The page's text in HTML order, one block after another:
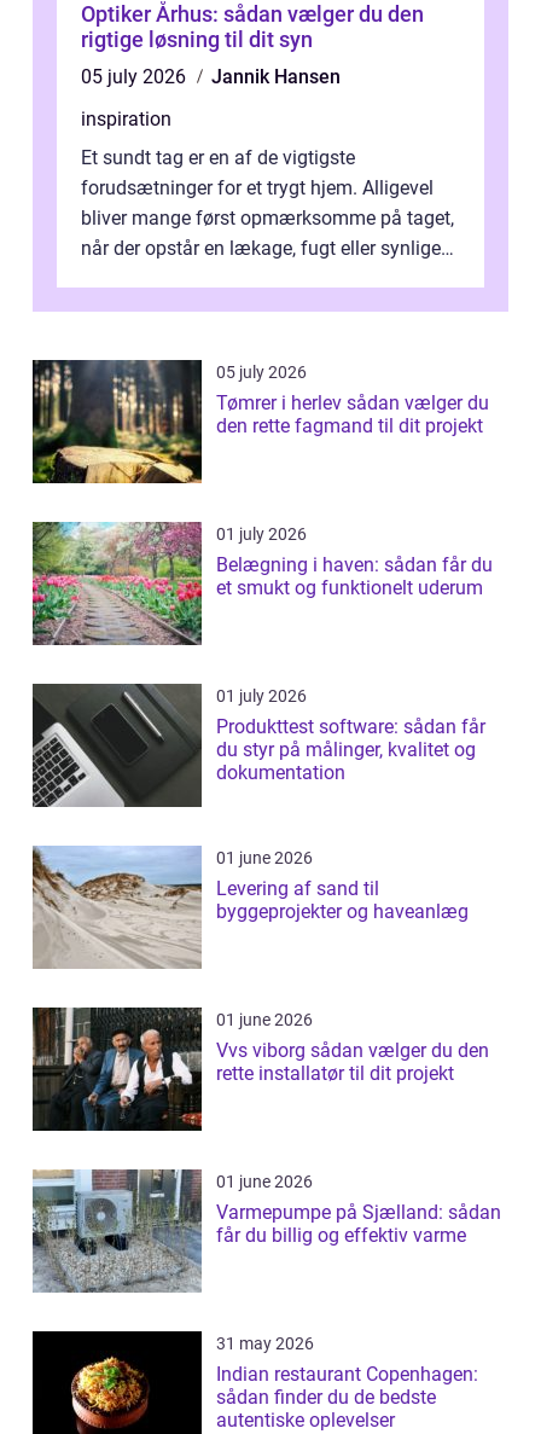
Optiker Århus: sådan vælger du den
rigtige løsning til dit syn
05 july 2026
Jannik Hansen
inspiration
Et sundt tag er en af de vigtigste
forudsætninger for et trygt hjem. Alligevel
bliver mange først opmærksomme på taget,
når der opstår en lækage, fugt eller synlige
05 july 2026
Tømrer i herlev sådan vælger du
den rette fagmand til dit projekt
01 july 2026
Belægning i haven: sådan får du
et smukt og funktionelt uderum
01 july 2026
Produkttest software: sådan får
du styr på målinger, kvalitet og
dokumentation
01 june 2026
Levering af sand til
byggeprojekter og haveanlæg
01 june 2026
Vvs viborg sådan vælger du den
rette installatør til dit projekt
01 june 2026
Varmepumpe på Sjælland: sådan
får du billig og effektiv varme
31 may 2026
Indian restaurant Copenhagen:
sådan finder du de bedste
autentiske oplevelser